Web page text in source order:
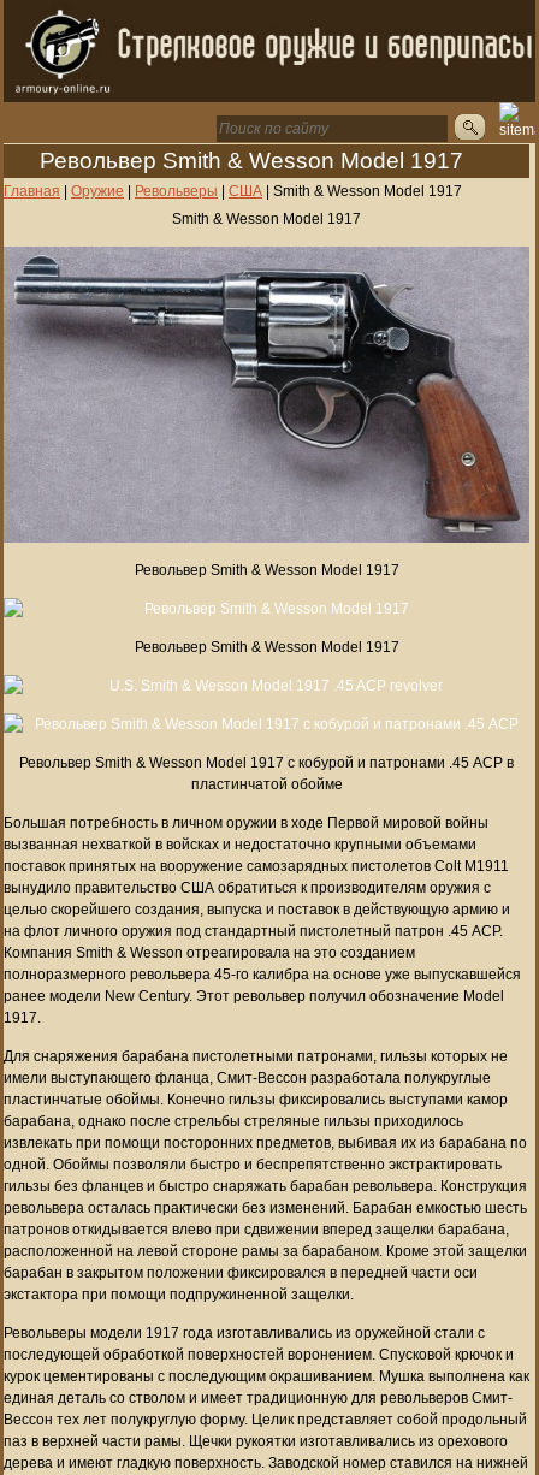
Револьвер Smith & Wesson Model 1917
Главная | Оружие | Револьверы | США | Smith & Wesson Model 1917
Smith & Wesson Model 1917
Револьвер Smith & Wesson Model 1917
Револьвер Smith & Wesson Model 1917
Револьвер Smith & Wesson Model 1917 с кобурой и патронами .45 ACP в
пластинчатой обойме
Большая потребность в личном оружии в ходе Первой мировой войны
вызванная нехваткой в войсках и недостаточно крупными объемами
поставок принятых на вооружение самозарядных пистолетов Colt M1911
вынудило правительство США обратиться к производителям оружия с
целью скорейшего создания, выпуска и поставок в действующую армию и
на флот личного оружия под стандартный пистолетный патрон .45 ACP.
Компания Smith & Wesson отреагировала на это созданием
полноразмерного револьвера 45-го калибра на основе уже выпускавшейся
ранее модели New Century. Этот револьвер получил обозначение Model
1917.
Для снаряжения барабана пистолетными патронами, гильзы которых не
имели выступающего фланца, Смит-Вессон разработала полукруглые
пластинчатые обоймы. Конечно гильзы фиксировались выступами камор
барабана, однако после стрельбы стреляные гильзы приходилось
извлекать при помощи посторонних предметов, выбивая их из барабана по
одной. Обоймы позволяли быстро и беспрепятственно экстрактировать
гильзы без фланцев и быстро снаряжать барабан револьвера. Конструкция
револьвера осталась практически без изменений. Барабан емкостью шесть
патронов откидывается влево при сдвижении вперед защелки барабана,
расположенной на левой стороне рамы за барабаном. Кроме этой защелки
барабан в закрытом положении фиксировался в передней части оси
экстактора при помощи подпружиненной защелки.
Револьверы модели 1917 года изготавливались из оружейной стали с
последующей обработкой поверхностей воронением. Спусковой крючок и
курок цементированы с последующим окрашиванием. Мушка выполнена как
единая деталь со стволом и имеет традиционную для револьверов Смит-
Вессон тех лет полукруглую форму. Целик представляет собой продольный
паз в верхней части рамы. Щечки рукоятки изготавливались из орехового
дерева и имеют гладкую поверхность. Заводской номер ставился на нижней